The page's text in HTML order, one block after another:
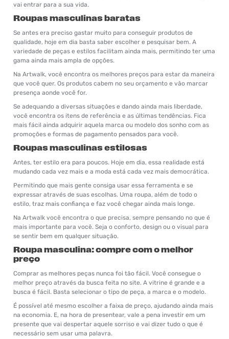
vai entrar para a sua vida.
Roupas masculinas baratas
Se antes era preciso gastar muito para conseguir produtos de
qualidade, hoje em dia basta saber escolher e pesquisar bem. A
variedade de peças e estilos facilitam ainda mais, permitindo ter uma
gama ainda mais ampla de opções.
Na Artwalk, você encontra os melhores preços para estar da maneira
que você quer. Os produtos cabem no seu orçamento e vão marcar
presença aonde você for.
Se adequando a diversas situações e dando ainda mais liberdade,
você encontra os itens de referência e as últimas tendências. Fica
mais fácil ainda adquirir aquela marca ou modelo dos sonho com as
promoções e formas de pagamento pensados para você.
Roupas masculinas estilosas
Antes, ter estilo era para poucos. Hoje em dia, essa realidade está
mudando cada vez mais e a moda está cada vez mais democrática.
Permitindo que mais gente consiga usar essa ferramenta e se
expressar através de suas escolhas. Uma roupa, além de todo o
estilo, traz mais confiança e faz você chegar ainda mais longe.
Na Artwalk você encontra o que precisa, sempre pensando no que é
mais importante para você. Seja o conforto, design ou o visual para
se sentir bem em qualquer situação.
Roupa masculina: compre com o melhor
preço
Comprar as melhores peças nunca foi tão fácil. Você consegue o
melhor preço através da busca feita no site. A vitrine é grande e a
busca é fácil. Basta selecionar o tipo de peça, a marca e o modelo.
É possível até mesmo escolher a faixa de preço, ajudando ainda mais
na economia. E, na hora de presentear, vale a pena investir em um
presente que vai despertar aquele sorriso e vai dizer tudo o que é
necessário sem usar uma palavra.